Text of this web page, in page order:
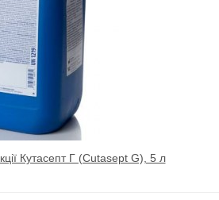
Кутасепт Г (Cutasept G), 5 л